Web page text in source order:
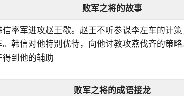
败军之将的故事
率军进攻赵王歇。赵王不听参谋李左车的计
韩信对他特别优待，向他讨教攻燕伐齐的策
到他的辅助
败军之将的成语接龙